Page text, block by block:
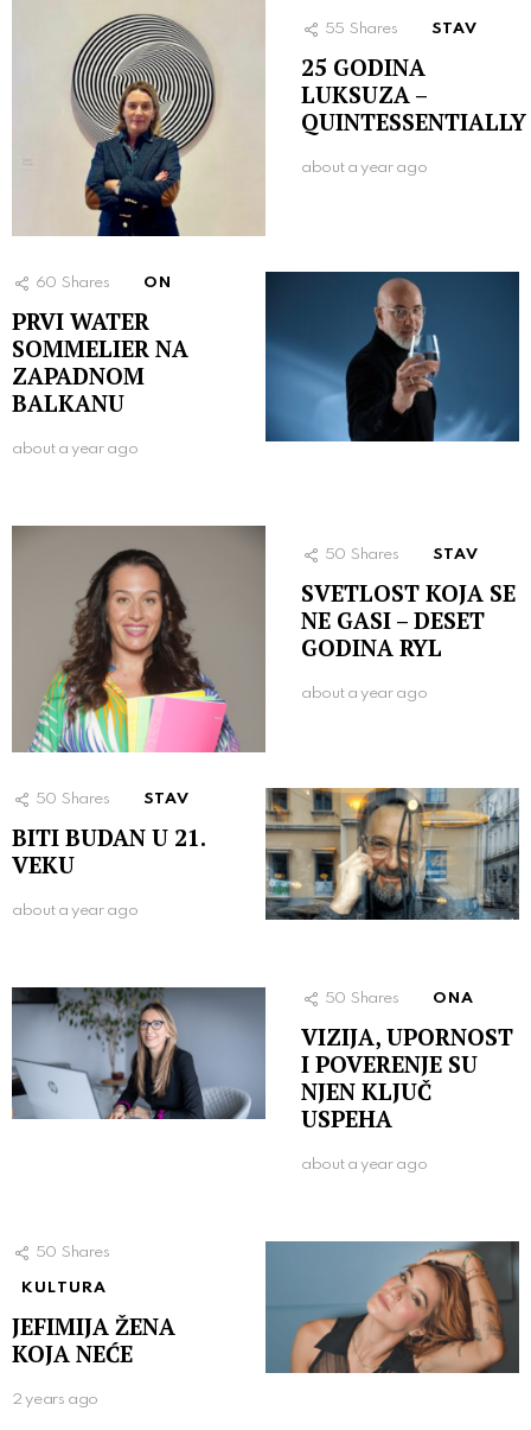
55 Shares STAV
25 GODINA
LUKSUZA –
QUINTESSENTIALLY
about a year ago
60 Shares ON
PRVI WATER
SOMMELIER NA
ZAPADNOM
BALKANU
about a year ago
50 Shares STAV
SVETLOST KOJA SE
NE GASI – DESET
GODINA RYL
about a year ago
50 Shares STAV
BITI BUDAN U 21.
VEKU
about a year ago
50 Shares ONA
VIZIJA, UPORNOST
I POVERENJE SU
NJEN KLJUČ
USPEHA
about a year ago
50 Shares
KULTURA
JEFIMIJA ŽENA
KOJA NEĆE
2 years ago